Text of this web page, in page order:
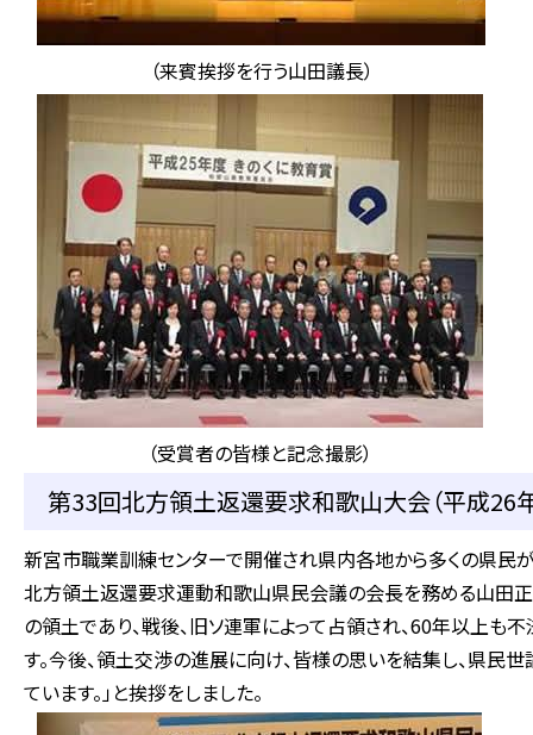
（来賓挨拶を行う山田議長）
（受賞者の皆様と記念撮影）
第33回北方領土返還要求和歌山大会（平成26
新宮市職業訓練センターで開催され県内各地から多くの県民
北方領土返還要求運動和歌山県民会議の会長を務める山田正
の領土であり、戦後、旧ソ連軍によって占領され、60年以上も
す。今後、領土交渉の進展に向け、皆様の思いを結集し、県民
ています。」と挨拶をしました。